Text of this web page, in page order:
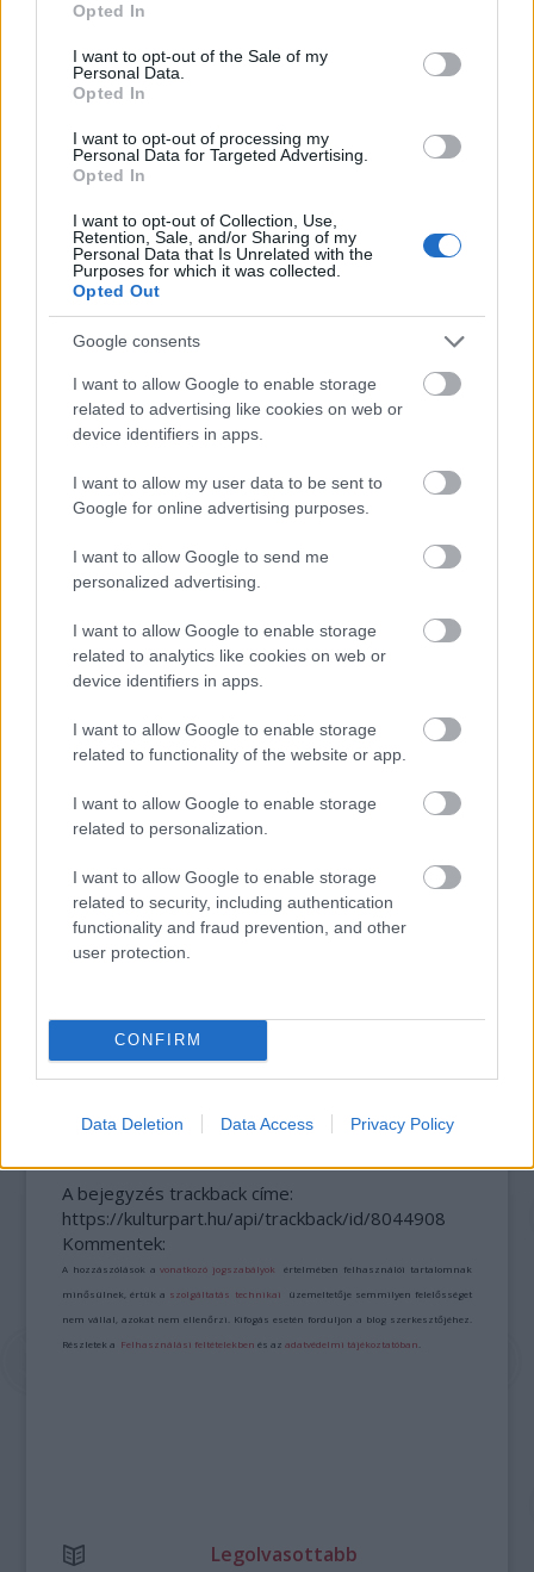
use your data for below specified purposes in below Google
consent section.
Opted In
I want to opt-out of the Sale of my
Personal Data.
Opted In
I want to opt-out of processing my
Personal Data for Targeted Advertising.
Opted In
I want to opt-out of Collection, Use,
Retention, Sale, and/or Sharing of my
Personal Data that Is Unrelated with the
Purposes for which it was collected.
Opted Out
Google consents
I want to allow Google to enable storage
related to advertising like cookies on web or
device identifiers in apps.
I want to allow my user data to be sent to
Google for online advertising purposes.
I want to allow Google to send me
personalized advertising.
I want to allow Google to enable storage
related to analytics like cookies on web or
device identifiers in apps.
I want to allow Google to enable storage
related to functionality of the website or app.
I want to allow Google to enable storage
related to personalization.
I want to allow Google to enable storage
related to security, including authentication
functionality and fraud prevention, and other
user protection.
CONFIRM
Data Deletion Data Access Privacy Policy
ország modern történetében mai napig
augusztusban került egy kairói kórházba
légzési zavarokkal, s röviddel ezután kómába
Temetési ceremóniáját az iszlám
hagyománynak megfelelően még vasárnap
mecsetében, az esz-Szajjeda Nafíszában.
Forrás: MTI
Irodalom Egyiptom Gyász
AZ EMBERSÉG ÜNNEPE
VECSEI H. MIKLÓS A ZSÁMBÉKI NYÁRI
ERDŐ VAN IDEBENN: TÓTH MARCSI AZ ÚJ
A bejegyzés trackback címe:
https://kulturpart.hu/api/trackback/id/8044908
Kommentek:
A hozzászólások avonatkozó jogszabályok értelmében felhasználói tartalomnak
minősülnek, értük a szolgáltatás technikai üzemeltetője semmilyen felelősséget
nem vállal, azokat nem ellenőrzi. Kifogás esetén forduljon a blog szerkesztőjéhez.
Részletek a Felhasználási feltételekben és azadatvédelmi tájékoztatóban
Legolvasottabb